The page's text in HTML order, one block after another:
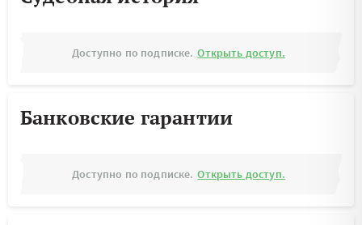
Доступно по подписке. Открыть доступ.
Банковские гарантии
Доступно по подписке. Открыть доступ.